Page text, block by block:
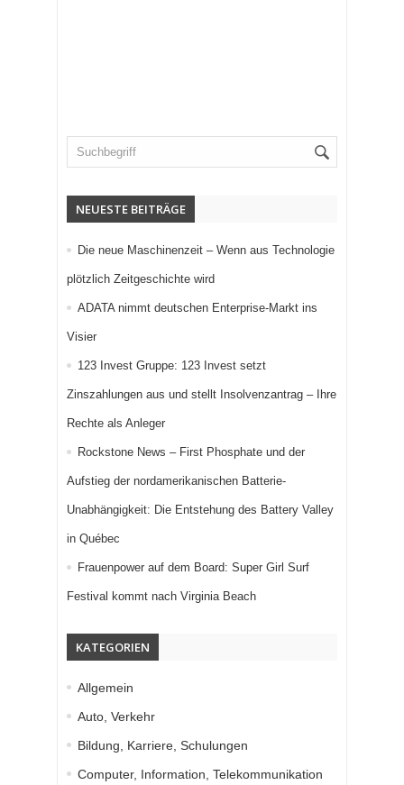
NEUESTE BEITRÄGE
Die neue Maschinenzeit – Wenn aus Technologie
plötzlich Zeitgeschichte wird
ADATA nimmt deutschen Enterprise-Markt ins
Visier
123 Invest Gruppe: 123 Invest setzt
Zinszahlungen aus und stellt Insolvenzantrag – Ihre
Rechte als Anleger
Rockstone News – First Phosphate und der
Aufstieg der nordamerikanischen Batterie-
Unabhängigkeit: Die Entstehung des Battery Valley
in Québec
Frauenpower auf dem Board: Super Girl Surf
Festival kommt nach Virginia Beach
KATEGORIEN
Allgemein
Auto, Verkehr
Bildung, Karriere, Schulungen
Computer, Information, Telekommunikation